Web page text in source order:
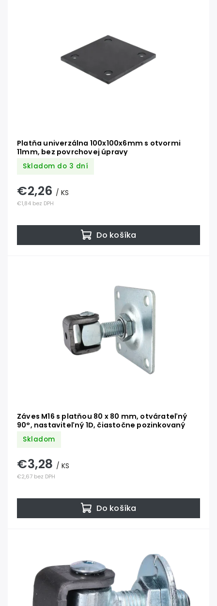
Platňa univerzálna 100x100x6mm s otvormi
11mm, bez povrchovej úpravy
Skladom do 3 dní
€1,84 bez DPH
€2,26 / KS
Do košíka
Záves M16 s platňou 80 x 80 mm, otvárateľný
90°, nastaviteľný 1D, čiastočne pozinkovaný
Skladom
€2,67 bez DPH
€3,28 / KS
Do košíka